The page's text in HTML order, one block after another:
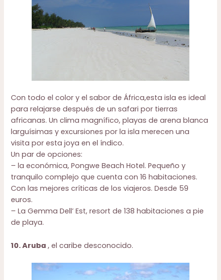
Con todo el color y el sabor de África,esta isla es ideal
para relajarse después de un safari por tierras
africanas. Un clima magnífico, playas de arena blanca
larguísimas y excursiones por la isla merecen una
visita por esta joya en el índico.
Un par de opciones:
– la económica,Pongwe Beach Hotel. Pequeño y
tranquilo complejo que cuenta con 16 habitaciones.
Con las mejores críticas de los viajeros. Desde 59
euros.
–La Gemma Dell’ Est, resort de 138 habitaciones a pie
de playa.
10. Aruba , el caribe desconocido.